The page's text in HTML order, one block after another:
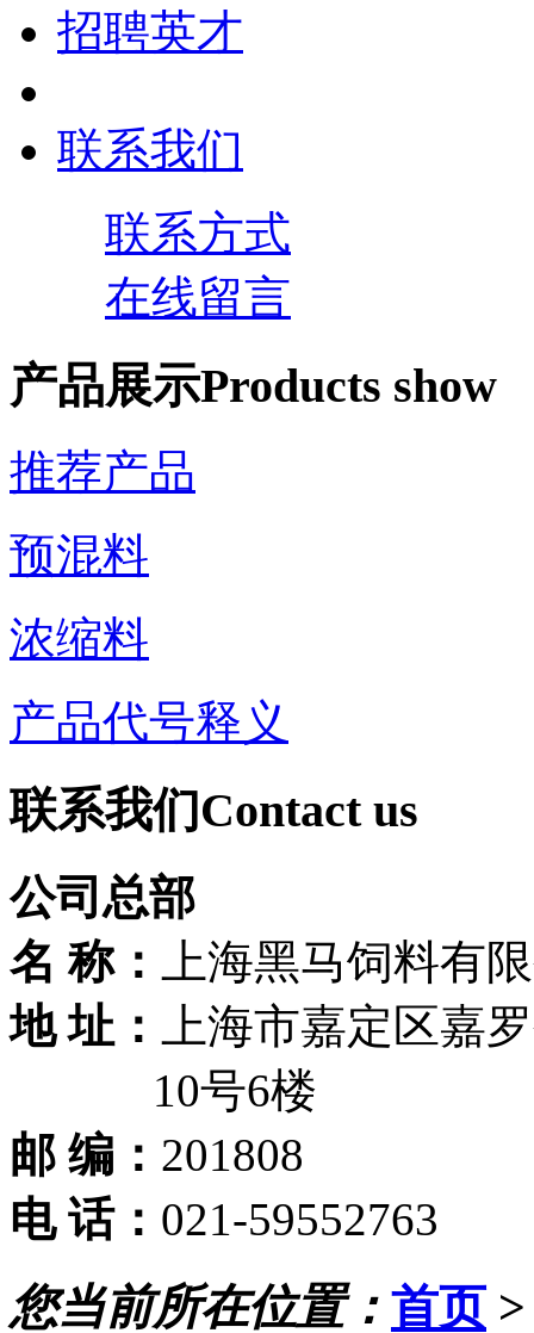
招聘英才
联系我们
联系方式
在线留言
产品展示Products show
推荐产品
预混料
浓缩料
产品代号释义
联系我们 Contact us
公司总部
名 称：
上海黑马饲料有
地 址：
上海市嘉定区嘉
10号6楼
邮 编： 201808
电 话： 021-59552763
您当前所在位置： 首页